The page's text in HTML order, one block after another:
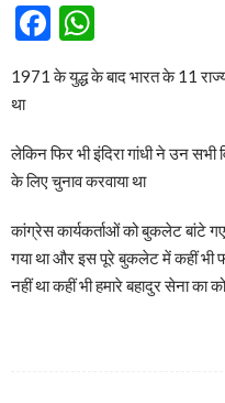
Facebook
1971 के युद्ध के बाद भारत के 11
था
लेकिन फिर भी इंदिरा गांधी ने उन
के लिए चुनाव करवाया था
कांग्रेस कार्यकर्ताओं को बुकलेट बांटे गए
गया था और इस पूरे बुकलेट में कहीं भी
नहीं था कहीं भी हमारे बहादुर सेना का